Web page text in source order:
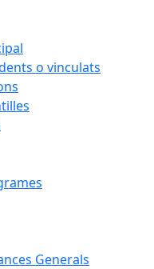
o vinculats
Generals